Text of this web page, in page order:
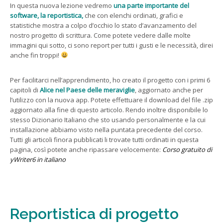
In questa nuova lezione vedremo una parte importante del
software, la reportistica, che con elenchi ordinati, grafici e
statistiche mostra a colpo d’occhio lo stato d’avanzamento del
nostro progetto di scrittura. Come potete vedere dalle molte
immagini qui sotto, ci sono report per tutti i gusti e le necessità, direi
anche fin troppi!
Per facilitarci nell’apprendimento, ho creato il progetto con i primi 6
capitoli di Alice nel Paese delle meraviglie, aggiornato anche per
l’utilizzo con la nuova app. Potete effettuare il download del file .zip
aggiornato alla fine di questo articolo. Rendo inoltre disponibile lo
stesso Dizionario Italiano che sto usando personalmente e la cui
installazione abbiamo visto nella puntata precedente del corso.
Tutti gli articoli finora pubblicati li trovate tutti ordinati in questa
pagina, così potete anche ripassare velocemente: Corso gratuito di
yWriter6 in italiano
Reportistica di progetto